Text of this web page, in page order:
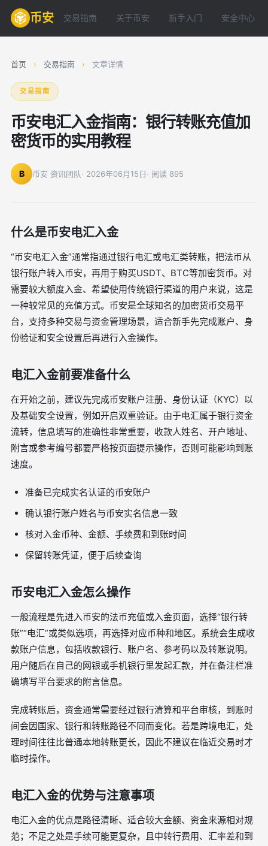
币安 交易指南 关于币安 新手入门 安全中心
首页 › 交易指南 › 文章详情
交易指南
币安电汇入金指南：银行转账充值加
密货币的实用教程
B 币安 资讯团队· 2026年06月15日· 阅读 895
什么是币安电汇入金
“币安电汇入金”通常指通过银行电汇或电汇类转账，把法币从
银行账户转入币安，再用于购买USDT、BTC等加密货币。对
需要较大额度入金、希望使用传统银行渠道的用户来说，这是
一种较常见的充值方式。币安是全球知名的加密货币交易平
台，支持多种交易与资金管理场景，适合新手先完成账户、身
份验证和安全设置后再进行入金操作。
电汇入金前要准备什么
在开始之前，建议先完成币安账户注册、身份认证（KYC）以
及基础安全设置，例如开启双重验证。由于电汇属于银行资金
流转，信息填写的准确性非常重要，收款人姓名、开户地址、
附言或参考编号都要严格按页面提示操作，否则可能影响到账
速度。
准备已完成实名认证的币安账户
确认银行账户姓名与币安实名信息一致
核对入金币种、金额、手续费和到账时间
保留转账凭证，便于后续查询
币安电汇入金怎么操作
一般流程是先进入币安的法币充值或入金页面，选择“银行转
账”“电汇”或类似选项，再选择对应币种和地区。系统会生成收
款账户信息，包括收款银行、账户名、参考码以及转账说明。
用户随后在自己的网银或手机银行里发起汇款，并在备注栏准
确填写平台要求的附言信息。
完成转账后，资金通常需要经过银行清算和平台审核，到账时
间会因国家、银行和转账路径不同而变化。若是跨境电汇，处
理时间往往比普通本地转账更长，因此不建议在临近交易时才
临时操作。
电汇入金的优势与注意事项
电汇入金的优点是路径清晰、适合较大金额、资金来源相对规
范；不足之处是手续可能更复杂，且中转行费用、汇率差和到